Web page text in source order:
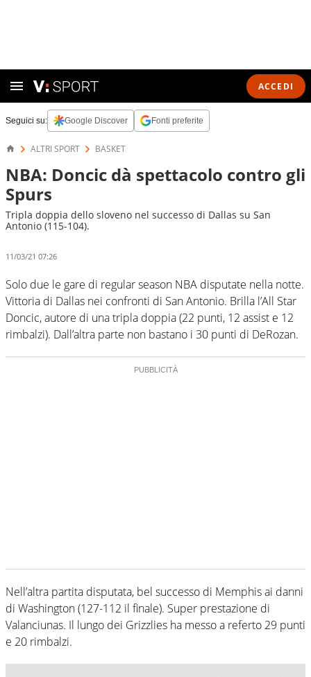
ACCEDI
Seguici su: Google Discover Fonti preferite
ALTRI SPORT BASKET
NBA: Doncic dà spettacolo contro gli
Spurs
Tripla doppia dello sloveno nel successo di Dallas su San
Antonio (115-104).
11/03/21 07:26
Solo due le gare di regular season NBA disputate nella notte.
Vittoria di Dallas nei confronti di San Antonio. Brilla l’All Star
Doncic, autore di una tripla doppia (22 punti, 12 assist e 12
rimbalzi). Dall’altra parte non bastano i 30 punti di DeRozan.
Nell’altra partita disputata, bel successo di Memphis ai danni
di Washington (127-112 il finale). Super prestazione di
Valanciunas. Il lungo dei Grizzlies ha messo a referto 29 punti
e 20 rimbalzi.